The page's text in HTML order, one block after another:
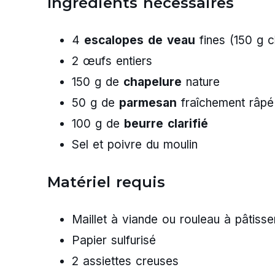
4 escalopes de veau fines (150 g
2 œufs entiers
150 g de chapelure nature
50 g de parmesan fraîchement râpé
100 g de beurre clarifié
Sel et poivre du moulin
Matériel requis
Maillet à viande ou rouleau à
Papier sulfurisé
2 assiettes creuses